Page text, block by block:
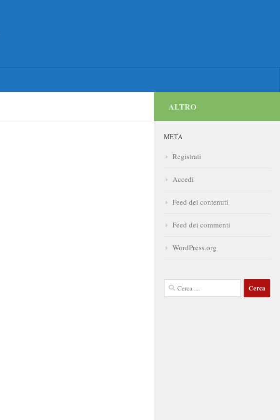
ALTRO
META
Registrati
Accedi
Feed dei contenuti
Feed dei commenti
WordPress.org
Ricerca
per: